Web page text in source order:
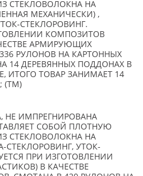
СТЕКЛОВОЛОКНА НА
МЕХАНИЧЕСКИ) ,
СТЕКЛОРОВИНГ.
КОМПОЗИТОВ
АРМИРУЮЩИХ
РУЛОНОВ НА КАРТОННЫХ
14 ДЕРЕВЯННЫХ ПОДДОНАХ В
ИТОГО ТОВАР ЗАНИМАЕТ 14
НЕ ИМПРЕГНИРОВАНА
СОБОЙ ПЛОТНУЮ
СТЕКЛОВОЛОКНА НА
СТЕКЛОРОВИНГ, УТОК-
ПРИ ИЗГОТОВЛЕНИИ
В КАЧЕСТВЕ